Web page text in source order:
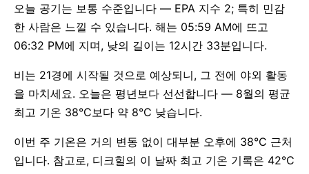
오늘 공기는 보통 수준입니다 — EPA 지수 2; 특히 민감
한 사람은 느낄 수 있습니다. 해는 05:59 AM에 뜨고
06:32 PM에 지며, 낮의 길이는 12시간 33분입니다.
비는 21경에 시작될 것으로 예상되니, 그 전에 야외 활동
을 마치세요. 오늘은 평년보다 선선합니다 — 8월의 평균
최고 기온 38°C보다 약 8°C 낮습니다.
이번 주 기온은 거의 변동 없이 대부분 오후에 38°C 근처
입니다. 참고로, 디크힐의 이 날짜 최고 기온 기록은 42°C